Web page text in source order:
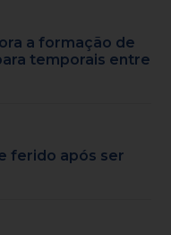
a formação de
temporais entre
ferido após ser